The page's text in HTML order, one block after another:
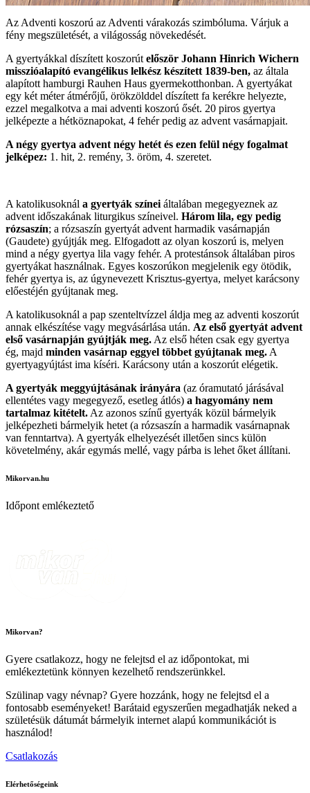
Az Adventi koszorú az Adventi várakozás szimbóluma. Várjuk a
fény megszületését, a világosság növekedését.
A gyertyákkal díszített koszorút először Johann Hinrich Wichern
misszióalapító evangélikus lelkész készített 1839-ben, az általa
alapított hamburgi Rauhen Haus gyermekotthonban. A gyertyákat
egy két méter átmérőjű, örökzölddel díszített fa kerékre helyezte,
ezzel megalkotva a mai adventi koszorú ősét. 20 piros gyertya
jelképezte a hétköznapokat, 4 fehér pedig az advent vasárnapjait.
A négy gyertya advent négy hetét és ezen felül négy fogalmat
jelképez: 1. hit, 2. remény, 3. öröm, 4. szeretet.
A katolikusoknál a gyertyák színei általában megegyeznek az
advent időszakának liturgikus színeivel. Három lila, egy pedig
rózsaszín; a rózsaszín gyertyát advent harmadik vasárnapján
(Gaudete) gyújtják meg. Elfogadott az olyan koszorú is, melyen
mind a négy gyertya lila vagy fehér. A protestánsok általában piros
gyertyákat használnak. Egyes koszorúkon megjelenik egy ötödik,
fehér gyertya is, az úgynevezett Krisztus-gyertya, melyet karácsony
előestéjén gyújtanak meg.
A katolikusoknál a pap szenteltvízzel áldja meg az adventi koszorút
annak elkészítése vagy megvásárlása után. Az első gyertyát advent
első vasárnapján gyújtják meg. Az első héten csak egy gyertya
ég, majd minden vasárnap eggyel többet gyújtanak meg. A
gyertyagyújtást ima kíséri. Karácsony után a koszorút elégetik.
A gyertyák meggyújtásának irányára (az óramutató járásával
ellentétes vagy megegyező, esetleg átlós) a hagyomány nem
tartalmaz kitételt. Az azonos színű gyertyák közül bármelyik
jelképezheti bármelyik hetet (a rózsaszín a harmadik vasárnapnak
van fenntartva). A gyertyák elhelyezését illetően sincs külön
követelmény, akár egymás mellé, vagy párba is lehet őket állítani.
Mikorvan.hu
Időpont emlékeztető
Mikorvan?
Gyere csatlakozz, hogy ne felejtsd el az időpontokat, mi
emlékeztetünk könnyen kezelhető rendszerünkkel.
Szülinap vagy névnap? Gyere hozzánk, hogy ne felejtsd el a
fontosabb eseményeket! Barátaid egyszerűen megadhatják neked a
születésük dátumát bármelyik internet alapú kommunikációt is
használod!
Csatlakozás
Elérhetőségeink